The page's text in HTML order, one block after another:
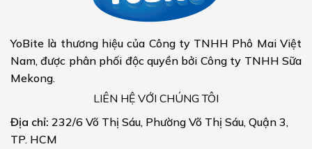
YoBite là thương hiệu của Công ty TNHH Phô Mai Việt
Nam, được phân phối độc quyền bởi Công ty TNHH Sữa
Mekong.
LIÊN HỆ VỚI CHÚNG TÔI
Địa chỉ: 232/6 Võ Thị Sáu, Phường Võ Thị Sáu, Quận 3,
TP. HCM